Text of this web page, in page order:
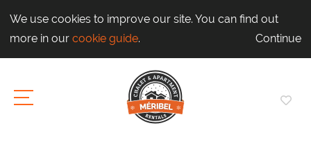
We use cookies to improve our site. You can find out
more in our cookie guide. Continue